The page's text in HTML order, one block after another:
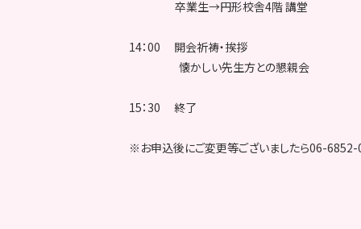
卒業生→円形校舎4階 講堂
14：00 開会祈祷・挨拶
懐かしい先生方との懇親会
15：30 終了
※お申込後にご変更等ございましたら06-6852-